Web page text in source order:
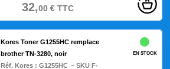
32,00€TTC
Kores Toner G1255HC remplace
brother TN-3280, noir
Réf. Kores : G1255HC – SKU F-
EN STOCK